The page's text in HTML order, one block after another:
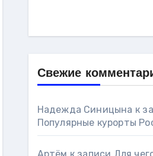
Свежие
Надежда Синицына к
Популярные курорты